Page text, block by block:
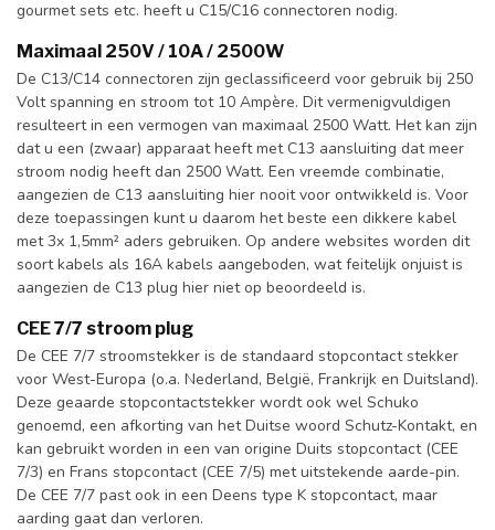
gourmet sets etc. heeft u C15/C16 connectoren nodig.
Maximaal 250V / 10A / 2500W
De C13/C14 connectoren zijn geclassificeerd voor gebruik bij 250
Volt spanning en stroom tot 10 Ampère. Dit vermenigvuldigen
resulteert in een vermogen van maximaal 2500 Watt. Het kan zijn
dat u een (zwaar) apparaat heeft met C13 aansluiting dat meer
stroom nodig heeft dan 2500 Watt. Een vreemde combinatie,
aangezien de C13 aansluiting hier nooit voor ontwikkeld is. Voor
deze toepassingen kunt u daarom het beste een dikkere kabel
met 3x 1,5mm² aders gebruiken. Op andere websites worden dit
soort kabels als 16A kabels aangeboden, wat feitelijk onjuist is
aangezien de C13 plug hier niet op beoordeeld is.
CEE 7/7 stroom plug
De CEE 7/7 stroomstekker is de standaard stopcontact stekker
voor West-Europa (o.a. Nederland, België, Frankrijk en Duitsland).
Deze geaarde stopcontactstekker wordt ook wel Schuko
genoemd, een afkorting van het Duitse woord Schutz-Kontakt, en
kan gebruikt worden in een van origine Duits stopcontact (CEE
7/3) en Frans stopcontact (CEE 7/5) met uitstekende aarde-pin.
De CEE 7/7 past ook in een Deens type K stopcontact, maar
aarding gaat dan verloren.